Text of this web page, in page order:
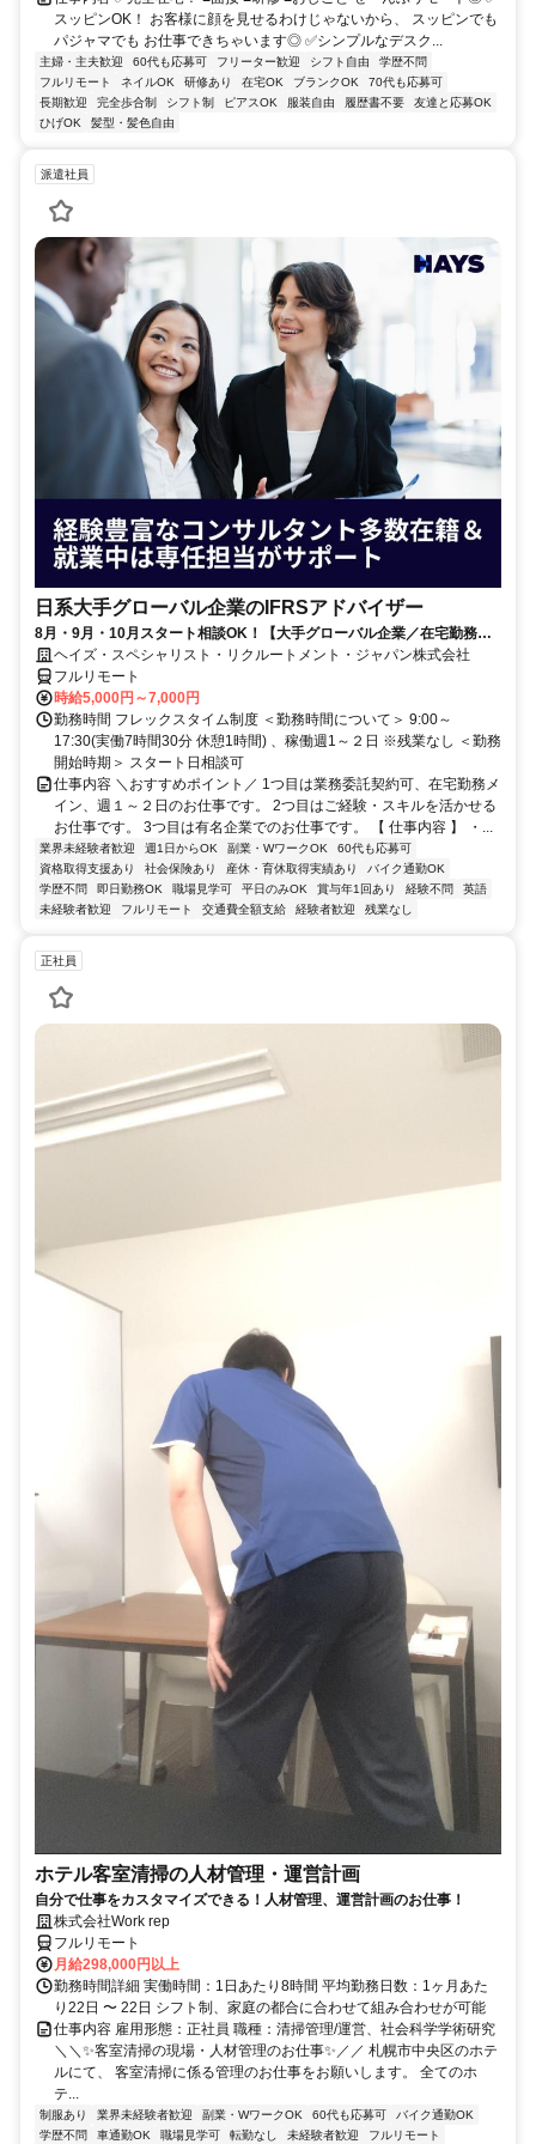
スッピンOK！ お客様に顔を見せるわけじゃないから、 スッピンでも
パジャマでも お仕事できちゃいます◎ ✅シンプルなデスク...
主婦・主夫歓迎 60代も応募可 フリーター歓迎 シフト自由
学歴不問
フルリモート
ネイルOK 研修あり 在宅OK ブランクOK
70代も応募可
長期歓迎
完全歩合制 シフト制 ピアスOK 服装自由 履歴書不要
友達と応募OK
ひげOK
髪型・髪色自由
派遣社員
日系大手グローバル企業のIFRSアドバイザー
8月・9月・10月スタート相談OK！【大手グローバル企業／在宅勤務メ
イン／週1～2日勤務】IFRSアドバイザー
ヘイズ・スペシャリスト・リクルートメント・ジャパン株式会社
フルリモート
時給5,000円～7,000円
勤務時間 フレックスタイム制度 ＜勤務時間について＞ 9:00～
17:30(実働7時間30分 休憩1時間) 、稼働週1～２日 ※残業なし ＜勤務
開始時期＞ スタート日相談可
仕事内容 ＼おすすめポイント／ 1つ目は業務委託契約可、在宅勤務メ
イン、週１～２日のお仕事です。 2つ目はご経験・スキルを活かせる
お仕事です。 3つ目は有名企業でのお仕事です。 【 仕事内容 】 ・...
業界未経験者歓迎 週1日からOK 副業・WワークOK
60代も応募可
資格取得支援あり
社会保険あり 産休・育休取得実績あり
バイク通勤OK
学歴不問
即日勤務OK 職場見学可 平日のみOK 賞与年1回あり 経験不問
英語
未経験者歓迎
フルリモート 交通費全額支給 経験者歓迎 残業なし
正社員
ホテル客室清掃の人材管理・運営計画
自分で仕事をカスタマイズできる！人材管理、運営計画のお仕事！
株式会社Work rep
フルリモート
月給298,000円以上
勤務時間詳細 実働時間：1日あたり8時間 平均勤務日数：1ヶ月あた
り22日 〜 22日 シフト制、家庭の都合に合わせて組み合わせが可能
仕事内容 雇用形態：正社員 職種：清掃管理/運営、社会科学学術研究
＼＼✨客室清掃の現場・人材管理のお仕事✨／／ 札幌市中央区のホテ
ルにて、 客室清掃に係る管理のお仕事をお願いします。 全てのホ
テ...
制服あり 業界未経験者歓迎 副業・WワークOK 60代も応募可
バイク通勤OK
学歴不問
車通勤OK 職場見学可 転勤なし 未経験者歓迎
フルリモート